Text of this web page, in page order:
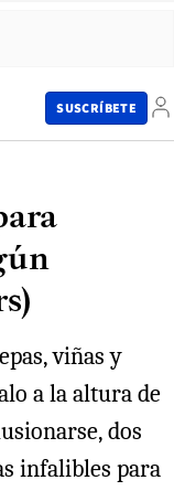
SUSCRÍBETE
viñas y
a la altura de
dos
infalibles para